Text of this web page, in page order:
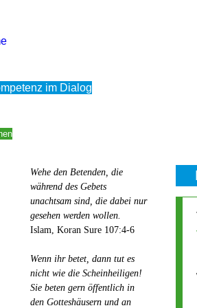
Wehe den Betenden, die
während des Gebets
unachtsam sind, die dabei nur
gesehen werden wollen.
Islam, Koran Sure 107:4-6
Wenn ihr betet, dann tut es
nicht wie die Scheinheiligen!
Sie beten gern öffentlich in
den Gotteshäusern und an